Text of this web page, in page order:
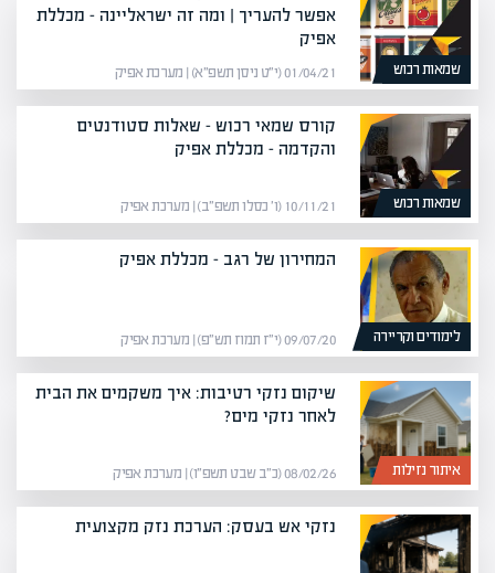
שמאות רכוש
אפשר להעריך | ומה זה ישראליינה – מכללת
אפיק
01/04/21 (י״ט ניסן תשפ״א) | מערכת אפיק
שמאות רכוש
קורס שמאי רכוש – שאלות סטודנטים
והקדמה – מכללת אפיק
10/11/21 (ו׳ כסלו תשפ״ב) | מערכת אפיק
לימודים וקריירה
המחירון של רגב – מכללת אפיק
09/07/20 (י״ז תמוז תש״פ) | מערכת אפיק
איתור נזילות
שיקום נזקי רטיבות: איך משקמים את הבית
לאחר נזקי מים?
08/02/26 (כ״ב שבט תשפ״ו) | מערכת אפיק
נזקי אש בעסק: הערכת נזק מקצועית